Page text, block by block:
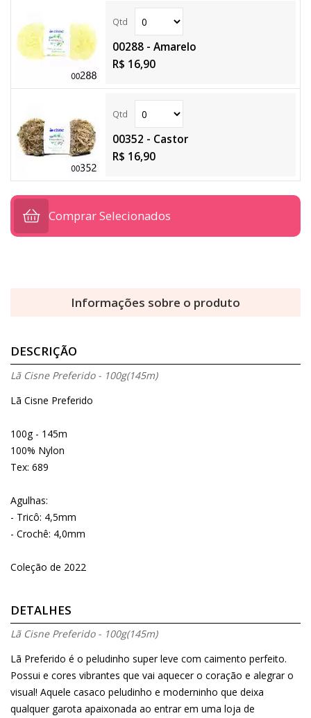
00288 - Amarelo
R$ 16,90
00352 - Castor
R$ 16,90
Comprar Selecionados
Informações sobre o produto
DESCRIÇÃO
Lã Cisne Preferido - 100g(145m)
Lã Cisne Preferido
100g - 145m
100% Nylon
Tex: 689
Agulhas:
- Tricô: 4,5mm
- Crochê: 4,0mm
Coleção de 2022
DETALHES
Lã Cisne Preferido - 100g(145m)
Lã Preferido é o peludinho super leve com caimento perfeito.
Possui e cores vibrantes que vai aquecer o coração e alegrar o
visual! Aquele casaco peludinho e moderninho que deixa
qualquer garota apaixonada ao entrar em uma loja de